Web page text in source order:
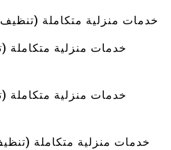
خدمات منزلية متكاملة
خدمات منزلية
خدمات منزلية
خدمات منزلية متكاملة